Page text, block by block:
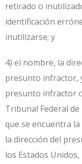
retirado o
identificación
inutilizarse; y
4) el nombre, la
presunto infractor,
presunto infractor
Tribunal Federal
que se encuentra
la dirección del
los Estados